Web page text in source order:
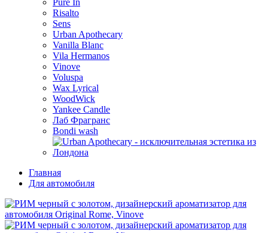
Pure In
Risalto
Sens
Urban Apothecary
Vanilla Blanc
Vila Hermanos
Vinove
Voluspa
Wax Lyrical
WoodWick
Yankee Candle
Лаб Фрагранс
Bondi wash
Главная
Для автомобиля